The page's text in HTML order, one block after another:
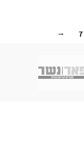
7
→